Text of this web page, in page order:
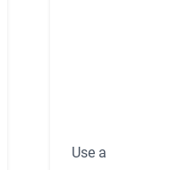
Use a